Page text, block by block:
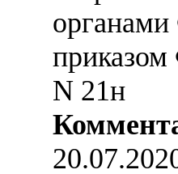
органами
приказом
N 21н